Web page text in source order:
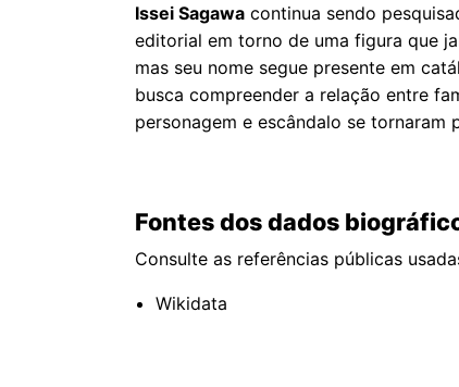
Issei Sagawa continua sendo
editorial em torno de uma figura que
mas seu nome segue presente em
busca compreender a relação entre
personagem e escândalo se tornaram
Fontes dos dados
Consulte as referências públicas
Wikidata